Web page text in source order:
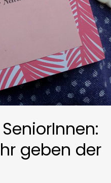
geben der